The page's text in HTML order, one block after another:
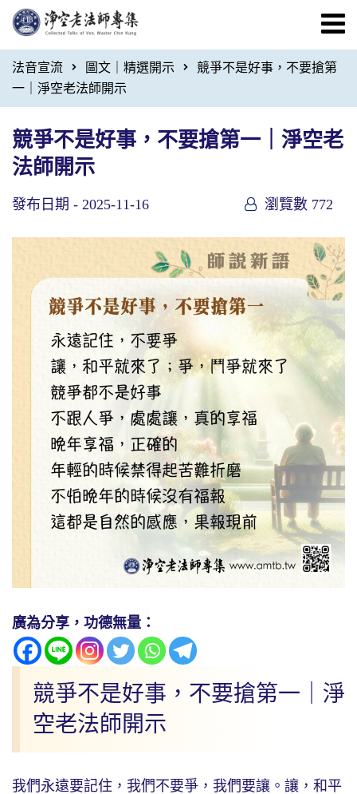
法音宣流 圖文｜精選開示
競爭不是好事，不要搶第
一｜淨空老法師開示
競爭不是好事，不要搶第一｜淨空老
法師開示
發布日期 - 2025-11-16 瀏覽數 772
廣為分享，功德無量：
競爭不是好事，不要搶第一｜淨
空老法師開示
我們永遠要記住，我們不要爭，我們要讓。讓，和平